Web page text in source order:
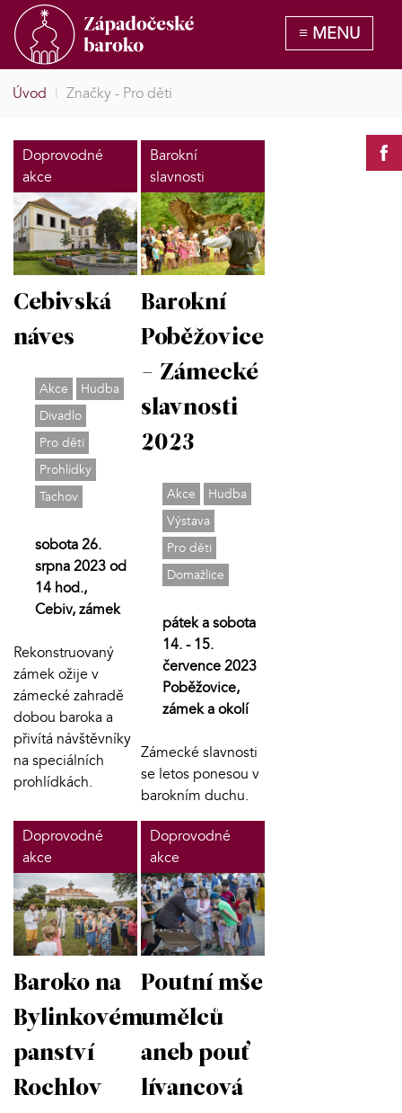
Úvod | Značky - Pro děti
Doprovodné
akce
Cebivská
náves
Akce
Hudba
Divadlo
Pro děti
Prohlídky
Tachov
sobota 26.
srpna 2023 od
14 hod.,
Cebiv, zámek
Rekonstruovaný
zámek ožije v
zámecké zahradě
dobou baroka a
přivítá návštěvníky
na speciálních
prohlídkách.
Barokní
slavnosti
Barokní
Poběžovice
- Zámecké
slavnosti
2023
Akce
Hudba
Výstava
Pro děti
Domažlice
pátek a sobota
14. - 15.
července 2023
Poběžovice,
zámek a okolí
Zámecké slavnosti
se letos ponesou v
barokním duchu.
Doprovodné
akce
Baroko na
Bylinkovém
panství
Rochlov
Doprovodné
akce
Poutní mše
umělců
aneb pouť
lívancová